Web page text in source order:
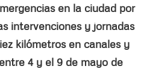
en la ciudad por
intervenciones y jornadas
kilómetros en canales y
4 y el 9 de mayo de